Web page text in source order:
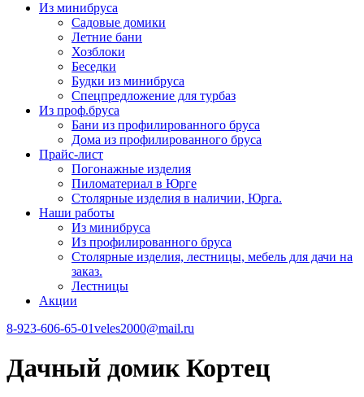
Из минибруса
Садовые домики
Летние бани
Хозблоки
Беседки
Будки из минибруса
Спецпредложение для турбаз
Из проф.бруса
Бани из профилированного бруса
Дома из профилированного бруса
Прайс-лист
Погонажные изделия
Пиломатериал в Юрге
Столярные изделия в наличии, Юрга.
Наши работы
Из минибруса
Из профилированного бруса
Столярные изделия, лестницы, мебель для дачи на
заказ.
Лестницы
Акции
8-923-606-65-01veles2000@mail.ru
Дачный домик Кортец